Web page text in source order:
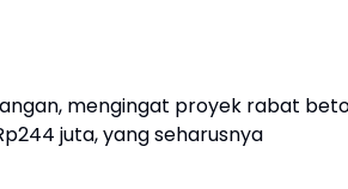
mengingat proyek rabat
juta, yang seharusnya